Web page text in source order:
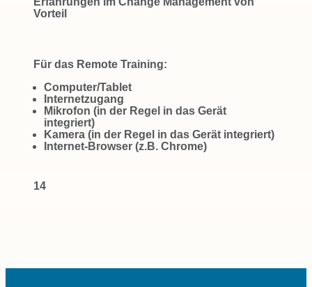
Vorteil
Für das Remote Training:
Computer/Tablet
Internetzugang
Mikrofon (in der Regel in das Gerät
integriert)
Kamera (in der Regel in das Gerät integriert)
Internet-Browser (z.B. Chrome)
14